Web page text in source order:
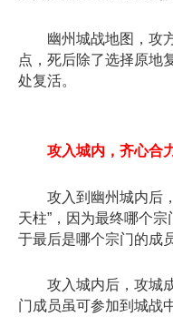
幽州城战地图，攻方
点，死后除了选择原地
处复活。
攻入城内，齐心合
攻入到幽州城内后，
天柱”，因为最终哪个
于最后是哪个宗门的成
攻入城内后，攻城成
门成员虽可参加到城战